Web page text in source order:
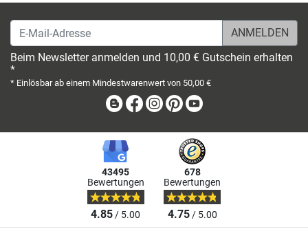
E-Mail-Adresse
Beim Newsletter anmelden und 10,00 € Gutschein erhalten
*
* Einlösbar ab einem Mindestwarenwert von 50,00 €
BlogFacebook
Instagram
Pinterest
43495
Bewertungen
4.85/ 5.00
678
Bewertungen
4.75/ 5.00